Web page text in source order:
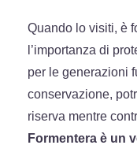
Quando lo visiti, è
l’importanza di
per le generazioni
conservazione,
riserva mentre
Formentera è un